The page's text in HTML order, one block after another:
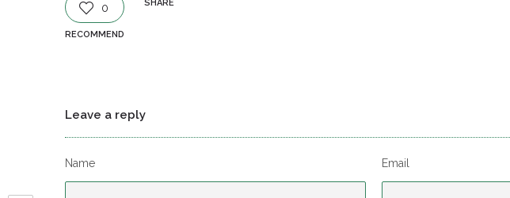
0
RECOMMEND
SHARE
Leave a reply
Name Email